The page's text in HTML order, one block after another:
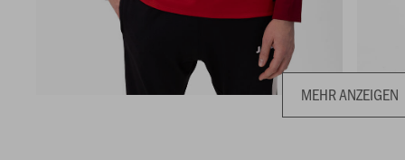
MEHR ANZEIGEN